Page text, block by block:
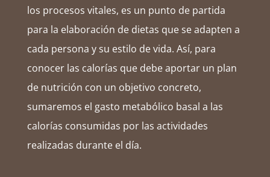
los procesos vitales, es un punto de partida
para la elaboración de dietas que se adapten a
cada persona y su estilo de vida. Así, para
conocer las calorías que debe aportar un plan
de nutrición con un objetivo concreto,
sumaremos el gasto metabólico basal a las
calorías consumidas por las actividades
realizadas durante el día.